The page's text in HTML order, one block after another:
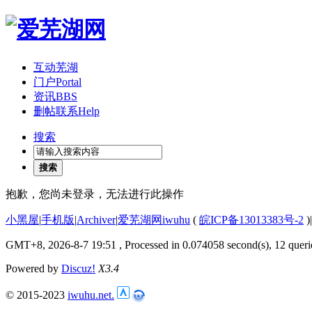
互动芜湖
门户Portal
资讯BBS
删帖联系Help
搜索
搜索
抱歉，您尚未登录，无法进行此操作
小黑屋|手机版|Archiver|爱芜湖网iwuhu ( 皖ICP备13013383号-2 )|
GMT+8, 2026-8-7 19:51 , Processed in 0.074058 second(s), 12
Powered by Discuz! X3.4
© 2015-2023 iwuhu.net.